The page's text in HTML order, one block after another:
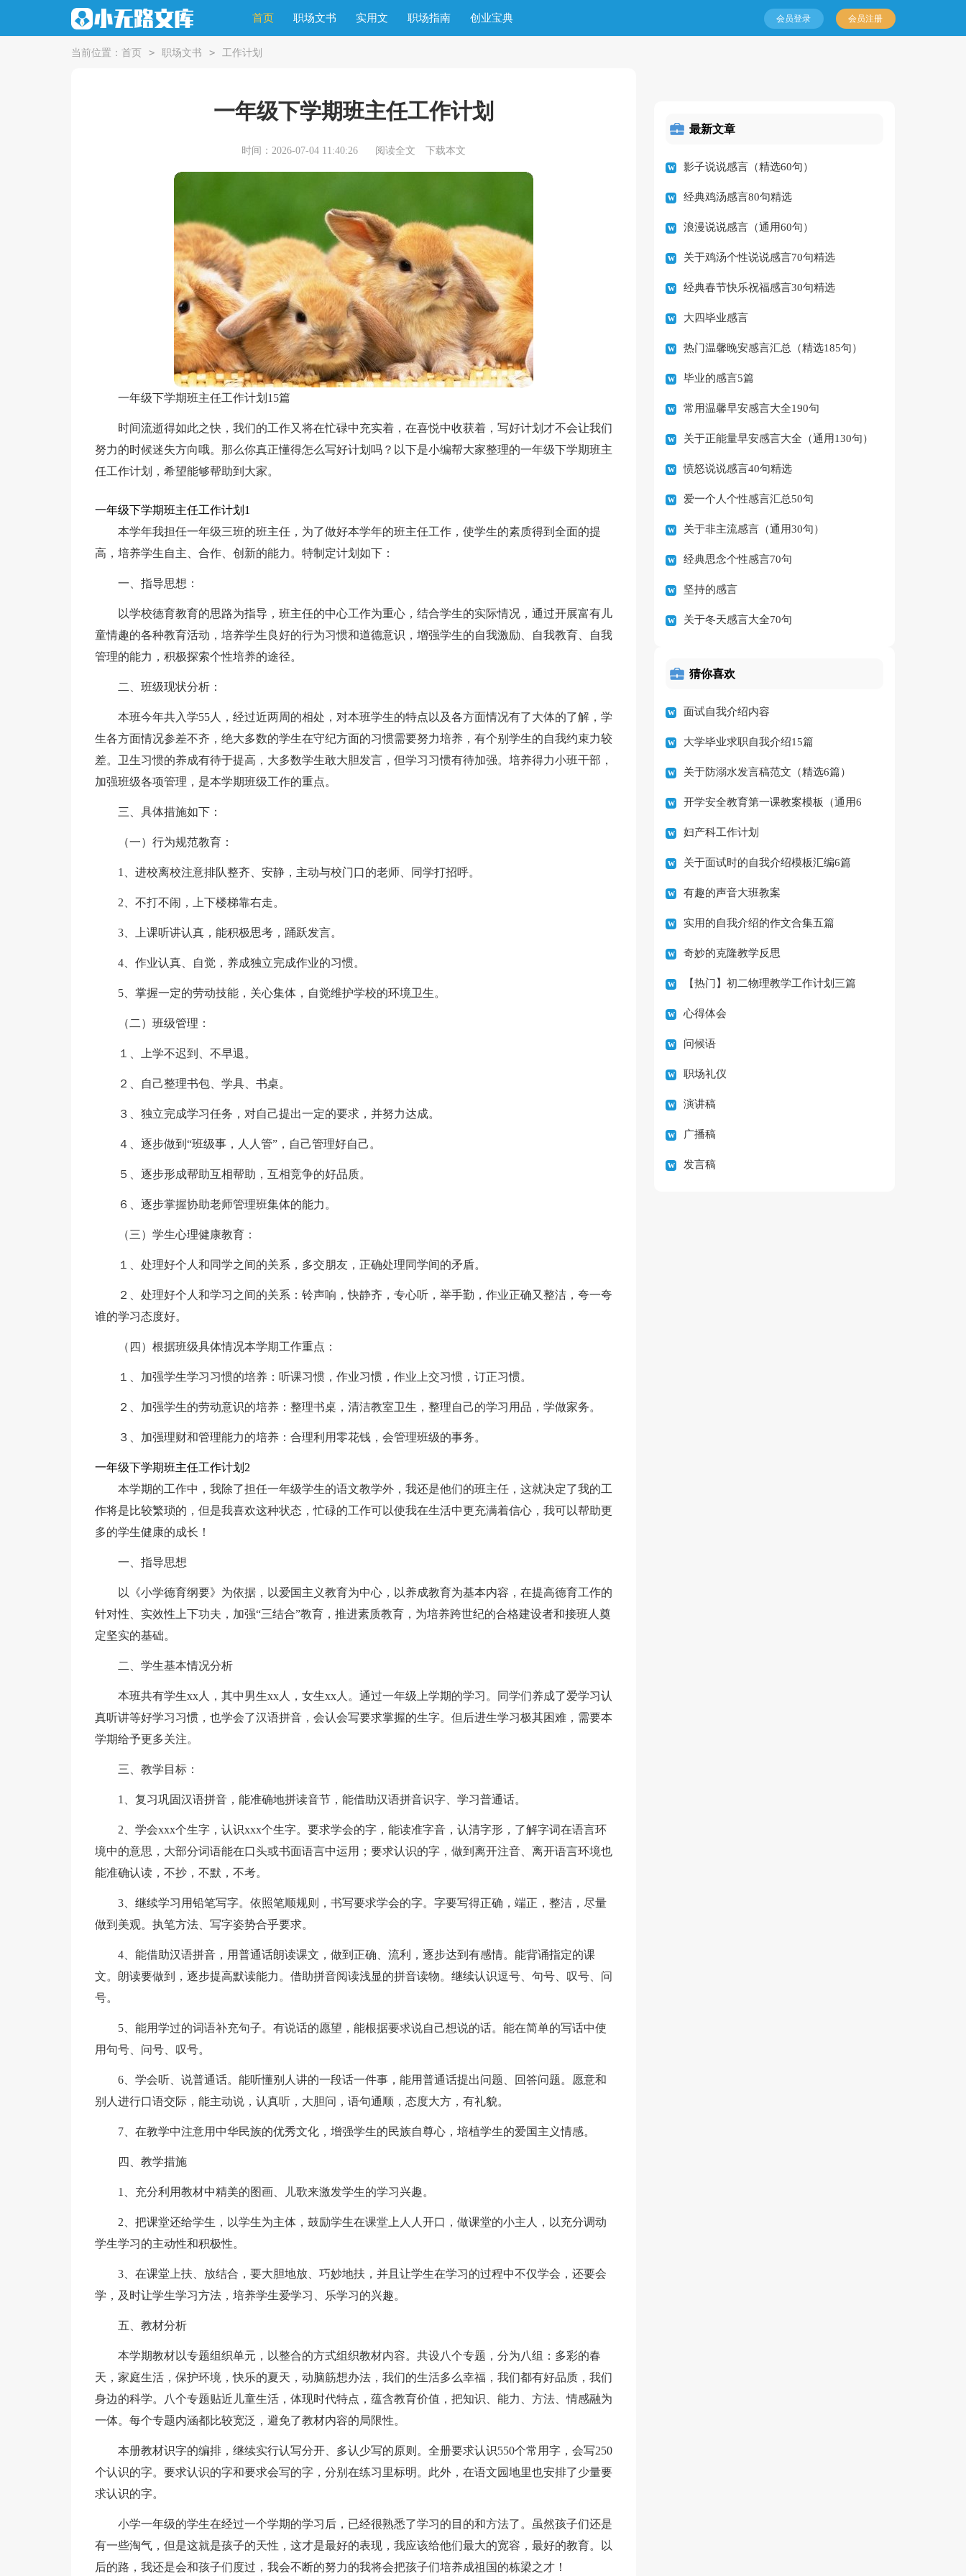
首页 职场文书 实用文 职场指南 创业宝典 会员登录 会员注册
当前位置： 首页 > 职场文书 > 工作计划
一年级下学期班主任工作计划
时间：2026-07-04 11:40:26 阅读全文 下载本文
一年级下学期班主任工作计划15篇
时间流逝得如此之快，我们的工作又将在忙碌中充实着，在喜悦中收获着，写好计划才不会让我们
努力的时候迷失方向哦。那么你真正懂得怎么写好计划吗？以下是小编帮大家整理的一年级下学期班主
任工作计划，希望能够帮助到大家。
一年级下学期班主任工作计划1
本学年我担任一年级三班的班主任，为了做好本学年的班主任工作，使学生的素质得到全面的提
高，培养学生自主、合作、创新的能力。特制定计划如下：
一、指导思想：
以学校德育教育的思路为指导，班主任的中心工作为重心，结合学生的实际情况，通过开展富有儿
童情趣的各种教育活动，培养学生良好的行为习惯和道德意识，增强学生的自我激励、自我教育、自我
管理的能力，积极探索个性培养的途径。
二、班级现状分析：
本班今年共入学55人，经过近两周的相处，对本班学生的特点以及各方面情况有了大体的了解，学
生各方面情况参差不齐，绝大多数的学生在守纪方面的习惯需要努力培养，有个别学生的自我约束力较
差。卫生习惯的养成有待于提高，大多数学生敢大胆发言，但学习习惯有待加强。培养得力小班干部，
加强班级各项管理，是本学期班级工作的重点。
三、具体措施如下：
（一）行为规范教育：
1、进校离校注意排队整齐、安静，主动与校门口的老师、同学打招呼。
2、不打不闹，上下楼梯靠右走。
3、上课听讲认真，能积极思考，踊跃发言。
4、作业认真、自觉，养成独立完成作业的习惯。
5、掌握一定的劳动技能，关心集体，自觉维护学校的环境卫生。
（二）班级管理：
１、上学不迟到、不早退。
２、自己整理书包、学具、书桌。
３、独立完成学习任务，对自己提出一定的要求，并努力达成。
４、逐步做到“班级事，人人管”，自己管理好自己。
５、逐步形成帮助互相帮助，互相竞争的好品质。
６、逐步掌握协助老师管理班集体的能力。
（三）学生心理健康教育：
１、处理好个人和同学之间的关系，多交朋友，正确处理同学间的矛盾。
２、处理好个人和学习之间的关系：铃声响，快静齐，专心听，举手勤，作业正确又整洁，夸一夸
谁的学习态度好。
（四）根据班级具体情况本学期工作重点：
１、加强学生学习习惯的培养：听课习惯，作业习惯，作业上交习惯，订正习惯。
２、加强学生的劳动意识的培养：整理书桌，清洁教室卫生，整理自己的学习用品，学做家务。
３、加强理财和管理能力的培养：合理利用零花钱，会管理班级的事务。
一年级下学期班主任工作计划2
本学期的工作中，我除了担任一年级学生的语文教学外，我还是他们的班主任，这就决定了我的工
作将是比较繁琐的，但是我喜欢这种状态，忙碌的工作可以使我在生活中更充满着信心，我可以帮助更
多的学生健康的成长！
一、指导思想
以《小学德育纲要》为依据，以爱国主义教育为中心，以养成教育为基本内容，在提高德育工作的
针对性、实效性上下功夫，加强“三结合”教育，推进素质教育，为培养跨世纪的合格建设者和接班人奠
定坚实的基础。
二、学生基本情况分析
本班共有学生xx人，其中男生xx人，女生xx人。通过一年级上学期的学习。同学们养成了爱学习认
真听讲等好学习习惯，也学会了汉语拼音，会认会写要求掌握的生字。但后进生学习极其困难，需要本
学期给予更多关注。
三、教学目标：
1、复习巩固汉语拼音，能准确地拼读音节，能借助汉语拼音识字、学习普通话。
2、学会xxx个生字，认识xxx个生字。要求学会的字，能读准字音，认清字形，了解字词在语言环
境中的意思，大部分词语能在口头或书面语言中运用；要求认识的字，做到离开注音、离开语言环境也
能准确认读，不抄，不默，不考。
3、继续学习用铅笔写字。依照笔顺规则，书写要求学会的字。字要写得正确，端正，整洁，尽量
做到美观。执笔方法、写字姿势合乎要求。
4、能借助汉语拼音，用普通话朗读课文，做到正确、流利，逐步达到有感情。能背诵指定的课
文。朗读要做到，逐步提高默读能力。借助拼音阅读浅显的拼音读物。继续认识逗号、句号、叹号、问
号。
5、能用学过的词语补充句子。有说话的愿望，能根据要求说自己想说的话。能在简单的写话中使
用句号、问号、叹号。
6、学会听、说普通话。能听懂别人讲的一段话一件事，能用普通话提出问题、回答问题。愿意和
别人进行口语交际，能主动说，认真听，大胆问，语句通顺，态度大方，有礼貌。
7、在教学中注意用中华民族的优秀文化，增强学生的民族自尊心，培植学生的爱国主义情感。
四、教学措施
1、充分利用教材中精美的图画、儿歌来激发学生的学习兴趣。
2、把课堂还给学生，以学生为主体，鼓励学生在课堂上人人开口，做课堂的小主人，以充分调动
学生学习的主动性和积极性。
3、在课堂上扶、放结合，要大胆地放、巧妙地扶，并且让学生在学习的过程中不仅学会，还要会
学，及时让学生学习方法，培养学生爱学习、乐学习的兴趣。
五、教材分析
本学期教材以专题组织单元，以整合的方式组织教材内容。共设八个专题，分为八组：多彩的春
天，家庭生活，保护环境，快乐的夏天，动脑筋想办法，我们的生活多么幸福，我们都有好品质，我们
身边的科学。八个专题贴近儿童生活，体现时代特点，蕴含教育价值，把知识、能力、方法、情感融为
一体。每个专题内涵都比较宽泛，避免了教材内容的局限性。
本册教材识字的编排，继续实行认写分开、多认少写的原则。全册要求认识550个常用字，会写250
个认识的字。要求认识的字和要求会写的字，分别在练习里标明。此外，在语文园地里也安排了少量要
求认识的字。
小学一年级的学生在经过一个学期的学习后，已经很熟悉了学习的目的和方法了。虽然孩子们还是
有一些淘气，但是这就是孩子的天性，这才是最好的表现，我应该给他们最大的宽容，最好的教育。以
后的路，我还是会和孩子们度过，我会不断的努力的我将会把孩子们培养成祖国的栋梁之才！
最新文章
影子说说感言（精选60句）
经典鸡汤感言80句精选
浪漫说说感言（通用60句）
关于鸡汤个性说说感言70句精选
经典春节快乐祝福感言30句精选
大四毕业感言
热门温馨晚安感言汇总（精选185句）
毕业的感言5篇
常用温馨早安感言大全190句
关于正能量早安感言大全（通用130句）
愤怒说说感言40句精选
爱一个人个性感言汇总50句
关于非主流感言（通用30句）
经典思念个性感言70句
坚持的感言
关于冬天感言大全70句
猜你喜欢
面试自我介绍内容
大学毕业求职自我介绍15篇
关于防溺水发言稿范文（精选6篇）
开学安全教育第一课教案模板（通用6
篇）妇产科工作计划
关于面试时的自我介绍模板汇编6篇
有趣的声音大班教案
实用的自我介绍的作文合集五篇
奇妙的克隆教学反思
【热门】初二物理教学工作计划三篇
心得体会
问候语
职场礼仪
演讲稿
广播稿
发言稿